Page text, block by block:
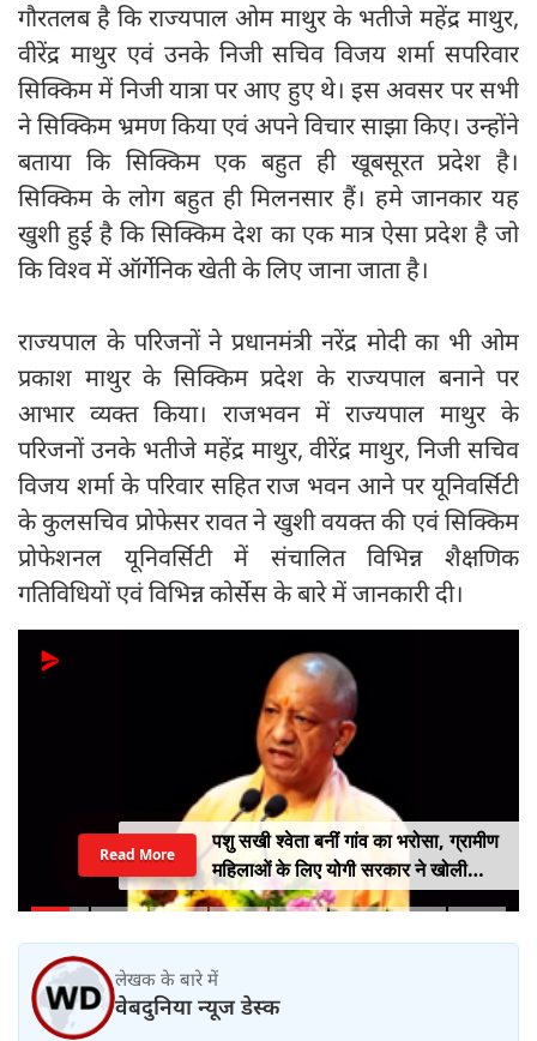
गौरतलब है कि राज्यपाल ओम माथुर के भतीजे महेंद्र माथुर,
वीरेंद्र माथुर एवं उनके निजी सचिव विजय शर्मा सपरिवार
सिक्किम में निजी यात्रा पर आए हुए थे। इस अवसर पर सभी
ने सिक्किम भ्रमण किया एवं अपने विचार साझा किए। उन्होंने
बताया कि सिक्किम एक बहुत ही खूबसूरत प्रदेश है।
सिक्किम के लोग बहुत ही मिलनसार हैं। हमे जानकार यह
खुशी हुई है कि सिक्किम देश का एक मात्र ऐसा प्रदेश है जो
कि विश्व में ऑर्गेनिक खेती के लिए जाना जाता है।
राज्यपाल के परिजनों ने प्रधानमंत्री नरेंद्र मोदी का भी ओम
प्रकाश माथुर के सिक्किम प्रदेश के राज्यपाल बनाने पर
आभार व्यक्त किया। राजभवन में राज्यपाल माथुर के
परिजनों उनके भतीजे महेंद्र माथुर, वीरेंद्र माथुर, निजी सचिव
विजय शर्मा के परिवार सहित राज भवन आने पर यूनिवर्सिटी
के कुलसचिव प्रोफेसर रावत ने खुशी वयक्त की एवं सिक्किम
प्रोफेशनल यूनिवर्सिटी में संचालित विभिन्न शैक्षणिक
गतिविधियों एवं विभिन्न कोर्सेस के बारे में जानकारी दी।
पशु सखी श्वेता बनीं गांव का भरोसा, ग्रामीण
महिलाओं के लिए योगी सरकार ने खोली
आत्मनिर्भरता की राह
Read More
लेखक के बारे में
वेबदुनिया न्यूज डेस्क